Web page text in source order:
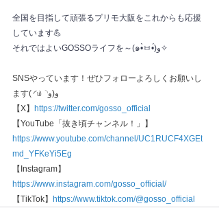
全国を目指して頑張るプリモ大阪をこれからも応援
しています💪
それではよいGOSSOライフを～(๑•̀ㅂ•́)و✧
SNSやっています！ぜひフォローよろしくお願いし
ます( ◜௰◝و(و
【X】
https://twitter.com/gosso_official
【YouTube「抜き頃チャンネル！」】
https://www.youtube.com/channel/UC1RUCF4XGEt
md_YFKeYi5Eg
【Instagram】
https://www.instagram.com/gosso_official/
【TikTok】
https://www.tiktok.com/@gosso_official